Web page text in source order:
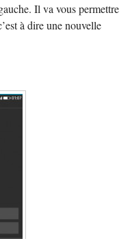
Il va vous permettre
à dire une nouvelle